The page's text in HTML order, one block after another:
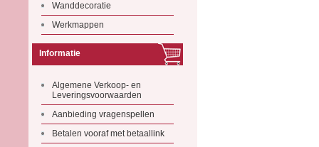
Wanddecoratie
Werkmappen
Informatie
Algemene Verkoop- en
Leveringsvoorwaarden
Aanbieding vragenspellen
Betalen vooraf met betaallink